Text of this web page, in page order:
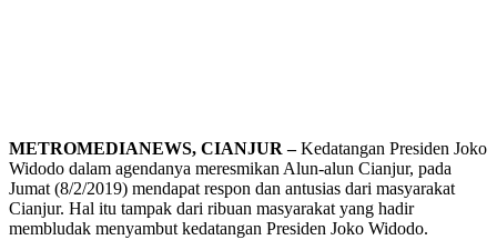
METROMEDIANEWS, CIANJUR –Kedatangan Presiden Joko
Widodo dalam agendanya meresmikan Alun-alun Cianjur, pada
Jumat (8/2/2019) mendapat respon dan antusias dari masyarakat
Cianjur. Hal itu tampak dari ribuan masyarakat yang hadir
membludak menyambut kedatangan Presiden Joko Widodo.